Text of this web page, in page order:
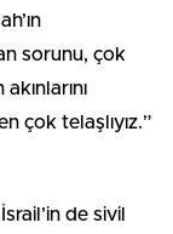
sorunu, çok
çok telaşlıyız.”
de sivil